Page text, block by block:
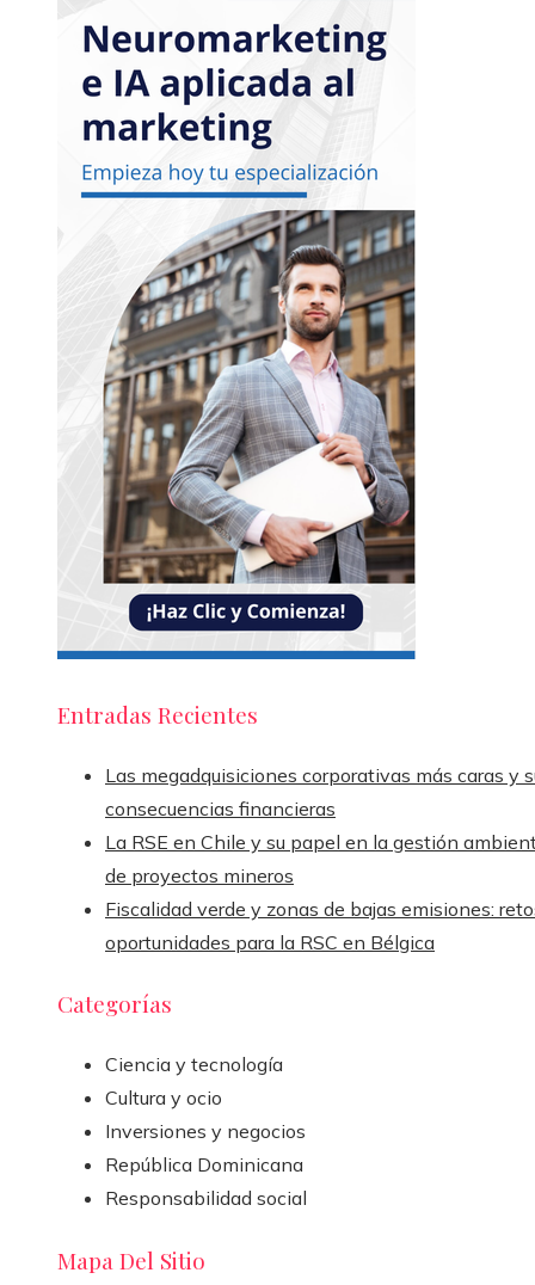
Entradas Recientes
Las megadquisiciones corporativas más caras y
consecuencias financieras
La RSE en Chile y su papel en la gestión
de proyectos mineros
Fiscalidad verde y zonas de bajas emisiones:
oportunidades para la RSC en Bélgica
Categorías
Ciencia y tecnología
Cultura y ocio
Inversiones y negocios
República Dominicana
Responsabilidad social
Mapa Del Sitio